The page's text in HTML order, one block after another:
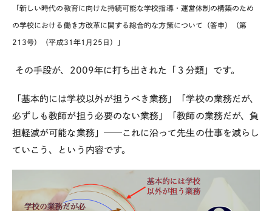
「新しい時代の教育に向けた持続可能な学校指導・運営体制の構築のため
の学校における働き方改革に関する総合的な方策について（答申）（第
213号）（平成31年1月25日）」
その手段が、2009年に打ち出された「３分類」です。
「基本的には学校以外が担うべき業務」「学校の業務だが、
必ずしも教師が担う必要のない業務」「教師の業務だが、負
担軽減が可能な業務」——これに沿って先生の仕事を減らし
ていこう、という内容です。